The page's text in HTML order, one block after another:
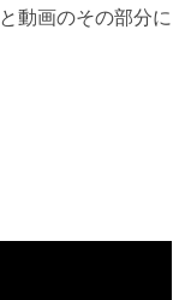
動画のその部分に